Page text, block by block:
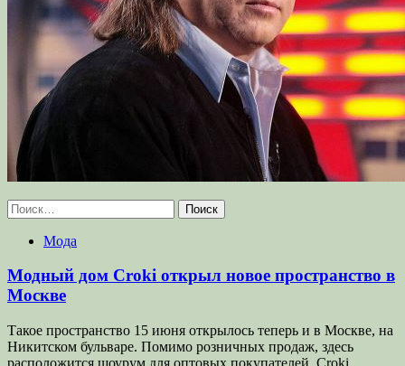
Найти:
Мода
Модный дом Croki открыл новое пространство в
Москве
Такое пространство 15 июня открылось теперь и в Москве, на
Никитском бульваре. Помимо розничных продаж, здесь
расположится шоурум для оптовых покупателей. Croki